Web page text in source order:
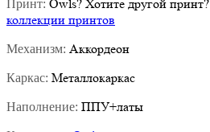
Принт: Owls? Хотите другой принт?
коллекции принтов
Механизм: Аккордеон
Каркас: Металлокаркас
Наполнение: ППУ+латы